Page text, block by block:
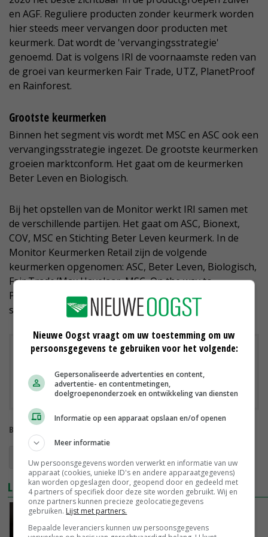
en AGF. Reguliere producten zonder keurmerk worden
hier steeds meer vervangen door producten met
keurmerk. Dat wordt de 'vervangingsstrategie'
genoemd. Dat is volgens IRI de voornaamste reden van
de groei van keurmerken Fair Trade, UTZ, PlanetProof
en Rainforest.
Grootste keurmerken
Binnen het segment vis wordt met MSC en ASC ook een
vervangingsstrategie ingezet. De grootste keurmerken
groeien marktconform. Het gaat om de keurmerken
Beter Leven en Biologisch.
Bij het opstellen van de Monitor werkt IRI samen met
de verschillende partijen. Het gaat om ASC, Bionext,
COV, MSC en Stichting Beter Leven keurmerk. In de
Monitor Keurmerken Retail zijn de volgende
keurmerken opgenomen: ASC, Beter Leven, Biologisch,
Fair Trade/Max Havelaar, MSC, On the way to
PlanetProof, Rainforest Alliance en UTZ voor alle
supermarkten, behalve Aldi en Lidl.
Downloads
Keurmerkenrapport eerste helft 2020
Bekijk meer over:
keurmerken
LEES OOK
FrieslandCampina heeft nog geen ruimte
voor nieuwe PlanetProof-boeren
Nieuwe Oogst vraagt om uw toestemming om uw
persoonsgegevens te gebruiken voor het volgende:
Gepersonaliseerde advertenties en content,
advertentie- en contentmetingen,
doelgroepenonderzoek en ontwikkeling van diensten
Informatie op een apparaat opslaan en/of openen
Meer informatie
Uw persoonsgegevens worden verwerkt en informatie van uw
apparaat (cookies, unieke ID's en andere apparaatgegevens)
kan worden opgeslagen door, geopend door en gedeeld met
4 partners of specifiek door deze site worden gebruikt. Wij en
onze partners kunnen precieze geolocatiegegevens
gebruiken. Lijst met partners.
Bepaalde leveranciers kunnen uw persoonsgegevens